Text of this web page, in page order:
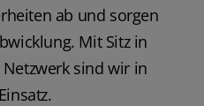
ab und sorgen
Mit Sitz in
sind wir in